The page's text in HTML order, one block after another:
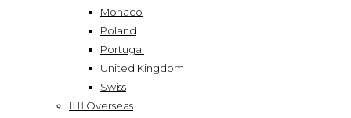
Monaco
Poland
Portugal
United Kingdom
Swiss
  Overseas